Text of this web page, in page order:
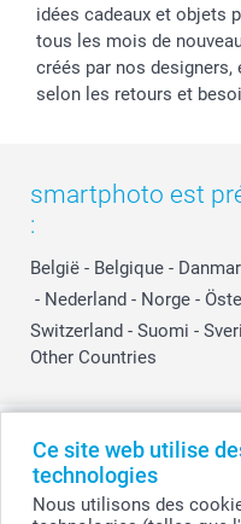
Ce site web utilise
technologies
Nous utilisons des
idées cadeaux et objets
tous les mois de
créés par nos
selon les retours et
smartphoto est
:
België - Belgique -
- Nederland - Norge -
Switzerland - Suomi -
Other Countries
Tous les prix sont en